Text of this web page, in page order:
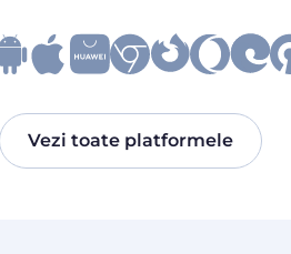
Vezi toate platformele